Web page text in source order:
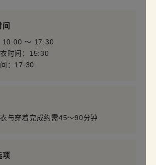
10:00 〜 17:30
时间：15:30
：17:30
与穿着完成约需45～90分钟
项